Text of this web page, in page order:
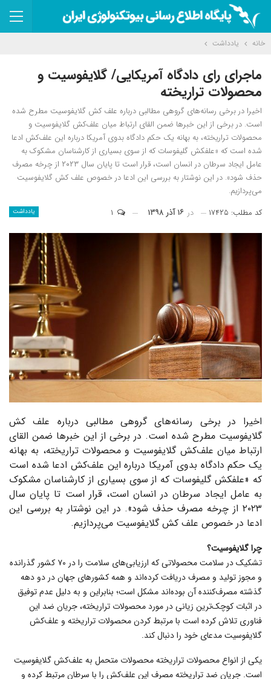
خانه یادداشت
ماجرای رای دادگاه آمریکایی/ گلایفوسیت و
محصولات تراریخته
اخیرا در برخی رسانه‌های گروهی مطالبی درباره علف کش گلایفوسیت مطرح شده
است. در برخی از این خبر‌ها ضمن القای ارتباط میان علف‌کش گلایفوسیت و
محصولات تراریخته، به بهانه یک حکم دادگاه بدوی آمریکا درباره این علف‌کش ادعا
شده است که «علفکش گلیفوسات که از سوی بسیاری از کارشناسان مشکوک به
عامل ایجاد سرطان در انسان است، قرار است تا پایان سال ۲۰۲۳ از چرخه مصرف
حذف شود». در این نوشتار به بررسی این ادعا در خصوص علف کش گلایفوسیت
می‌پردازیم.
یادداشت کد مطلب: ۱۷۴۲۵ در ۱۶ آذر ۱۳۹۸
اخیرا در برخی رسانه‌های گروهی مطالبی درباره علف کش
گلایفوسیت مطرح شده است. در برخی از این خبر‌ها ضمن القای
ارتباط میان علف‌کش گلایفوسیت و محصولات تراریخته، به بهانه
یک حکم دادگاه بدوی آمریکا درباره این علف‌کش ادعا شده است
که «علفکش گلیفوسات که از سوی بسیاری از کارشناسان مشکوک
به عامل ایجاد سرطان در انسان است، قرار است تا پایان سال
۲۰۲۳ از چرخه مصرف حذف شود». در این نوشتار به بررسی این
ادعا در خصوص علف کش گلایفوسیت می‌پردازیم.
چرا گلایفوسیت؟
تشکیک در سلامت محصولاتی که ارزیابی‌های سلامت را در ۷۰ کشور گذرانده
و مجوز تولید و مصرف دریافت کرده‌اند و همه کشور‌های جهان در دو دهه
گذشته مصرف‌کننده آن بوده‌اند مشکل است؛ بنابراین و به دلیل عدم توفیق
در اثبات کوچک‌ترین زیانی در مورد محصولات تراریخته، جریان ضد این
فناوری تلاش کرده است با مرتبط کردن محصولات تراریخته و علف‌کش
گلایفوسیت مدعای خود را دنبال کند.
یکی از انواع محصولات تراریخته محصولات متحمل به علف‌کش گلایفوسیت
است. جریان ضد تراریخته مصرف این علف‌کش را با سرطان مرتبط کرده و